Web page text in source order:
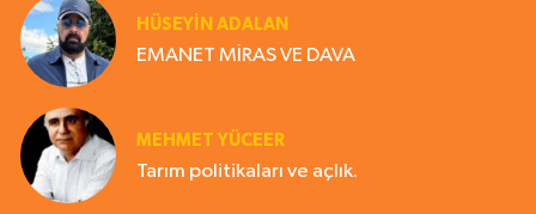
HÜSEYIN ADALAN
EMANET MİRAS VE DAVA
MEHMET YÜCEER
Tarım politikaları ve açlık.